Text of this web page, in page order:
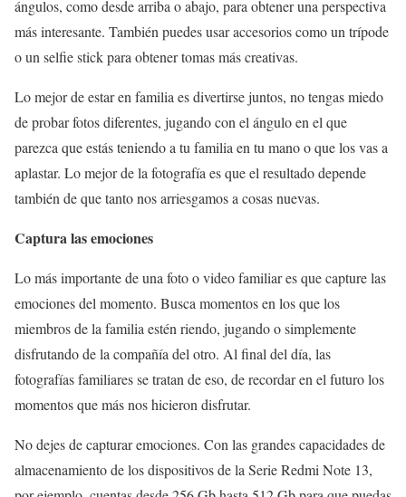
ángulos, como desde arriba o abajo, para obtener una perspectiva
más interesante. También puedes usar accesorios como un trípode
o un selfie stick para obtener tomas más creativas.
Lo mejor de estar en familia es divertirse juntos, no tengas miedo
de probar fotos diferentes, jugando con el ángulo en el que
parezca que estás teniendo a tu familia en tu mano o que los vas a
aplastar. Lo mejor de la fotografía es que el resultado depende
también de que tanto nos arriesgamos a cosas nuevas.
Captura las emociones
Lo más importante de una foto o video familiar es que capture las
emociones del momento. Busca momentos en los que los
miembros de la familia estén riendo, jugando o simplemente
disfrutando de la compañía del otro. Al final del día, las
fotografías familiares se tratan de eso, de recordar en el futuro los
momentos que más nos hicieron disfrutar.
No dejes de capturar emociones. Con las grandes capacidades de
almacenamiento de los dispositivos de la Serie Redmi Note 13,